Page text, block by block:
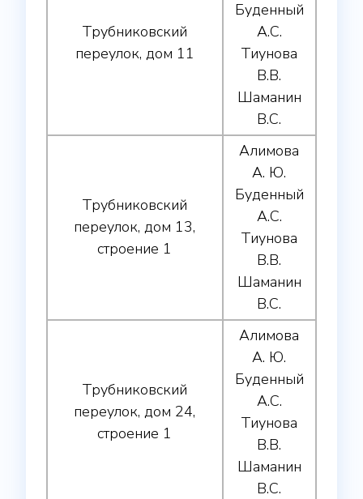
Трубниковский
переулок, дом 11
Буденный
А.С.
Тиунова
В.В.
Шаманин
В.С.
Трубниковский
переулок, дом 13,
строение 1
Алимова
А. Ю.
Буденный
А.С.
Тиунова
В.В.
Шаманин
В.С.
Трубниковский
переулок, дом 24,
строение 1
Алимова
А. Ю.
Буденный
А.С.
Тиунова
В.В.
Шаманин
В.С.